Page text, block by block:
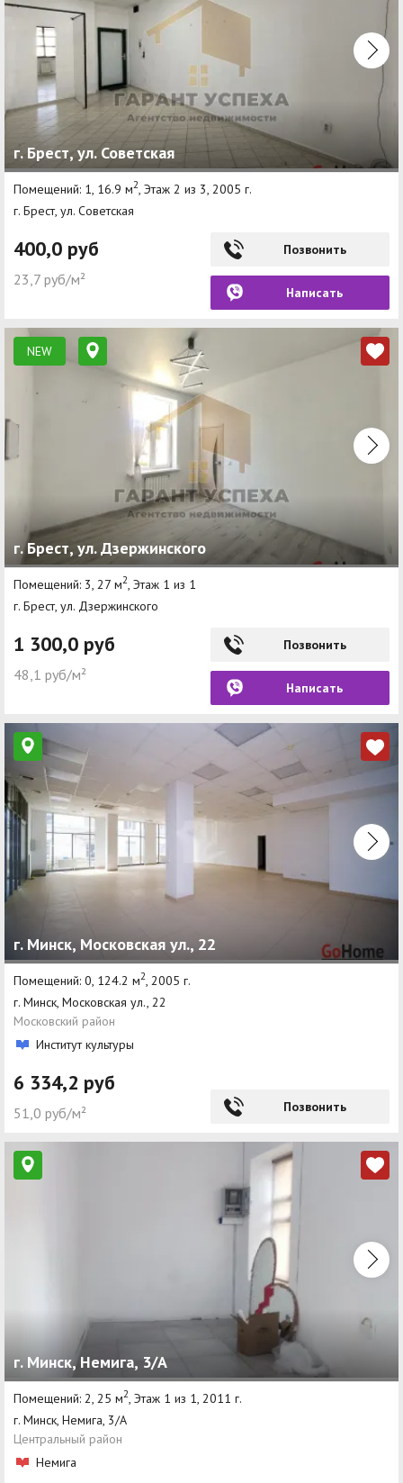
г. Брест, ул. Советская
Помещений: 1, 16.9 м2, Этаж 2 из 3, 2005 г.
г. Брест, ул. Советская
400,0 руб
23,7 руб/м²
Позвонить
Написать
NEW
г. Брест, ул. Дзержинского
Помещений: 3, 27 м2, Этаж 1 из 1
г. Брест, ул. Дзержинского
1 300,0 руб
48,1 руб/м²
Позвонить
Написать
г. Минск, Московская ул., 22
Помещений: 0, 124.2 м2 , 2005 г.
г. Минск, Московская ул., 22
Московский район
Институт культуры
6 334,2 руб
51,0 руб/м² Позвонить
г. Минск, Немига, 3/А
Помещений: 2, 25 м2, Этаж 1 из 1, 2011 г.
г. Минск, Немига, 3/А
Центральный район
Немига